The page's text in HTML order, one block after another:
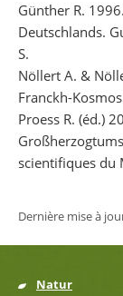
Günther R.
Deutschlands.
S.
Nöllert A. &
Franckh-
Proess R. (éd.)
scientifiques du
Dernière mise à
Natur